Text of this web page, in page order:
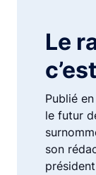
Le
Publié
le futur
son